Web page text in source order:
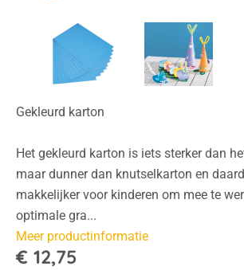
Gekleurd karton
Het gekleurd karton is iets sterker dan
maar dunner dan knutselkarton en
makkelijker voor kinderen om mee te
optimale gra...
Meer productinformatie
€ 12,75